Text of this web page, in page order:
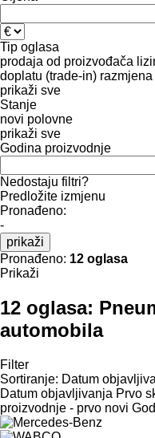
Tip oglasa
prodaja od proizvođača
doplatu (trade-in) razmjena
prikaži sve
Stanje
novi polovne
prikaži sve
Godina proizvodnje
Nedostaju filtri?
Predložite izmjenu
Pronađeno:
-
prikaži
Pronađeno: 12 oglasa
Prikaži
12 oglasa:
automobila
Filter
Sortiranje: Datum
Datum objavljivanja Prvo
proizvodnje - prvo novi